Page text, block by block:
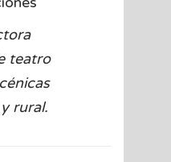
teatro
rural.